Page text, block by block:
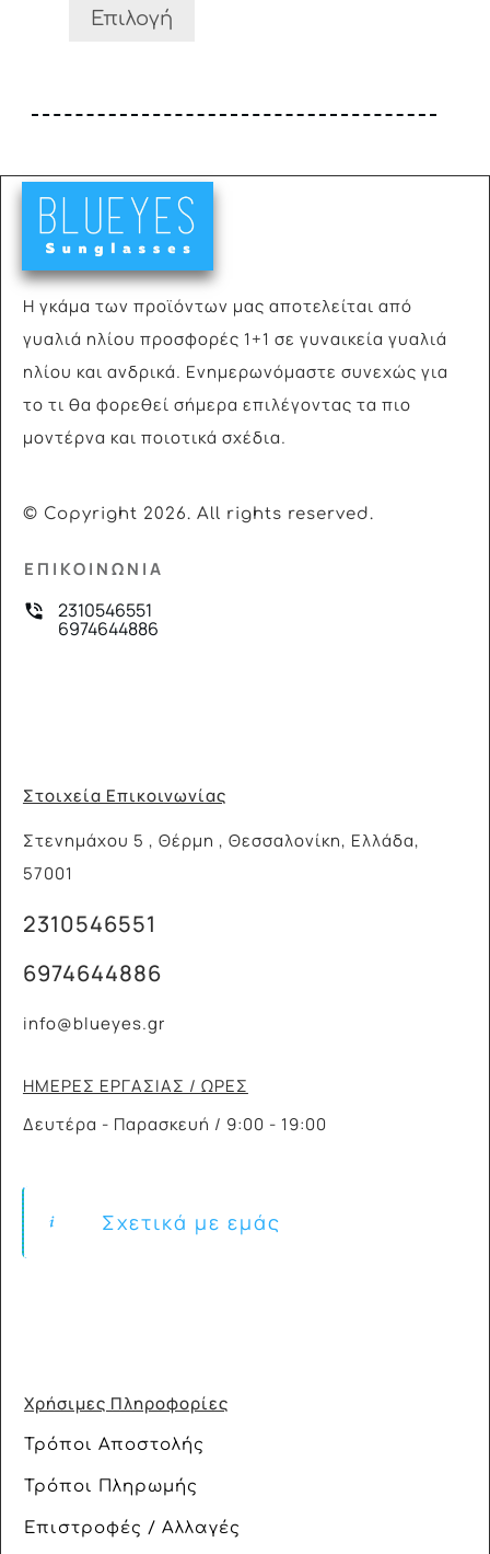
Επιλογή
σελίδα
Η γκάμα των προϊόντων μας αποτελείται από
γυαλιά ηλίου προσφορές 1+1 σε γυναικεία γυαλιά
ηλίου και ανδρικά. Ενημερωνόμαστε συνεχώς για
το τι θα φορεθεί σήμερα επιλέγοντας τα πιο
μοντέρνα και ποιοτικά σχέδια.
© Copyright 2026. All rights reserved.
ΕΠΙΚΟΙΝΩΝΙΑ
2310546551
6974644886
Στοιχεία Επικοινωνίας
Στενημάχου 5 , Θέρμη , Θεσσαλονίκη, Ελλάδα,
57001
2310546551
6974644886
info@blueyes.gr
ΗΜΕΡΕΣ ΕΡΓΑΣΙΑΣ / ΩΡΕΣ
Δευτέρα - Παρασκευή / 9:00 - 19:00
Σχετικά με εμάς
Χρήσιμες Πληροφορίες
Τρόποι Αποστολής
Τρόποι Πληρωμής
Επιστροφές / Αλλαγές